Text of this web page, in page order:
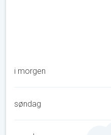
i morgen
søndag